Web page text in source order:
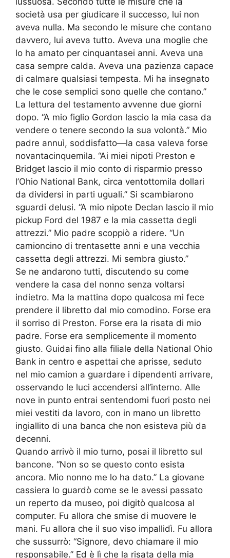
società usa per giudicare il successo, lui non
aveva nulla. Ma secondo le misure che contano
davvero, lui aveva tutto. Aveva una moglie che
lo ha amato per cinquantasei anni. Aveva una
casa sempre calda. Aveva una pazienza capace
di calmare qualsiasi tempesta. Mi ha insegnato
che le cose semplici sono quelle che contano.”
La lettura del testamento avvenne due giorni
dopo. “A mio figlio Gordon lascio la mia casa da
vendere o tenere secondo la sua volontà.” Mio
padre annuì, soddisfatto—la casa valeva forse
novantacinquemila. “Ai miei nipoti Preston e
Bridget lascio il mio conto di risparmio presso
l’Ohio National Bank, circa ventottomila dollari
da dividersi in parti uguali.” Si scambiarono
sguardi delusi. “A mio nipote Declan lascio il mio
pickup Ford del 1987 e la mia cassetta degli
attrezzi.” Mio padre scoppiò a ridere. “Un
camioncino di trentasette anni e una vecchia
cassetta degli attrezzi. Mi sembra giusto.”
Se ne andarono tutti, discutendo su come
vendere la casa del nonno senza voltarsi
indietro. Ma la mattina dopo qualcosa mi fece
prendere il libretto dal mio comodino. Forse era
il sorriso di Preston. Forse era la risata di mio
padre. Forse era semplicemente il momento
giusto. Guidai fino alla filiale della National Ohio
Bank in centro e aspettai che aprisse, seduto
nel mio camion a guardare i dipendenti arrivare,
osservando le luci accendersi all’interno. Alle
nove in punto entrai sentendomi fuori posto nei
miei vestiti da lavoro, con in mano un libretto
ingiallito di una banca che non esisteva più da
decenni.
Quando arrivò il mio turno, posai il libretto sul
bancone. “Non so se questo conto esista
ancora. Mio nonno me lo ha dato.” La giovane
cassiera lo guardò come se le avessi passato
un reperto da museo, poi digitò qualcosa al
computer. Fu allora che smise di muovere le
mani. Fu allora che il suo viso impallidì. Fu allora
che sussurrò: “Signore, devo chiamare il mio
responsabile.” Ed è lì che la risata della mia